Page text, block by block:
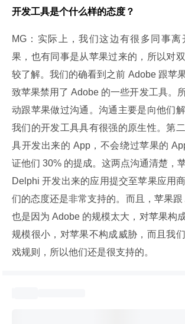
开发工具是个什么样的态度？
MG：实际上，我们这边有很多同事
果，也有同事是从苹果过来的，所以对
较了解。我们的确看到之前 Adobe 跟苹
致苹果禁用了 Adobe 的一些开发工具。
动跟苹果做过沟通。沟通主要是向他们
我们的开发工具具有很强的原生性。第
具开发出来的 App，不会绕过苹果的
证他们 30% 的提成。这两点沟通清楚，
Delphi 开发出来的应用提交至苹果应用
们的态度还是非常支持的。而且，苹果跟
也是因为 Adobe 的规模太大，对苹果构
规模很小，对苹果不构成威胁，而且我
戏规则，所以他们还是很支持的。